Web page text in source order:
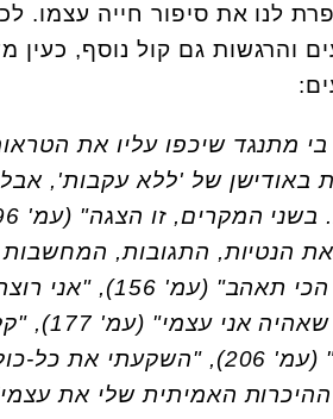
לנו את סיפור חייה עצמו.
והרגשות גם קול נוסף, כעין
באודישן של 'ללא עקבות',
הנטיות, התגובות, המחשבות
שאמא הכי
תרצה,
מתחת" (עמ' 206), "השקעתי